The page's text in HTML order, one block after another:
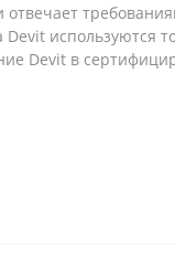
Devit используются
Devit в